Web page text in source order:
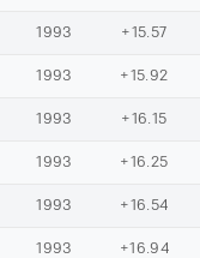
1993 +15.57
1993 +15.92
1993 +16.15
1993 +16.25
1993 +16.54
1993 +16.94